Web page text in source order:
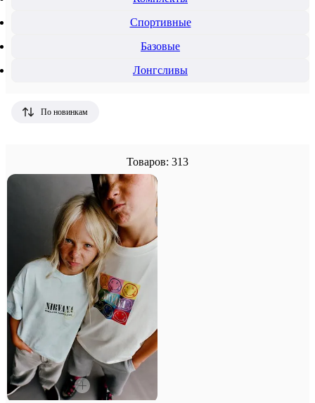
Спортивные
Базовые
Лонгсливы
По новинкам
Товаров: 313